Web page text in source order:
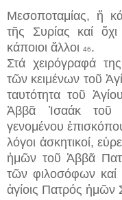
Μεσοποταμίας, ἤ
τῆς Συρίας καί
κάποιοι ἄλλοι 46.
Στά χειρόγραφά
τῶν κειμένων τοῦ
ταυτότητα τοῦ
Ἀββᾶ Ἰσαάκ τοῦ
γενομένου
λόγοι ἀσκητικοί,
ἠμῶν τοῦ Ἀββᾶ
τῶν φιλοσόφων
ἁγίοις Πατρός ἠμῶν